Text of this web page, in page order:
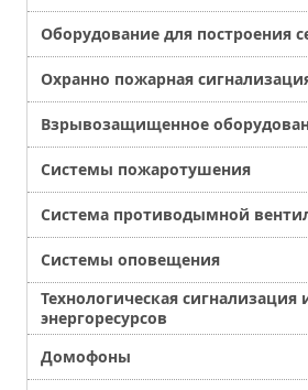
Оборудование для построения
Охранно пожарная
Взрывозащищенное
Системы пожаротушения
Система противодымной
Системы оповещения
Технологическая сигнализация
энергоресурсов
Домофоны